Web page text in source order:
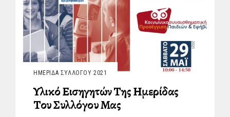
ΗΜΕΡΊΔΑ ΣΥΛΛΌΓΟΥ 2021
Υλικό Εισηγητών Της Ημερίδας
Του Συλλόγου Μας